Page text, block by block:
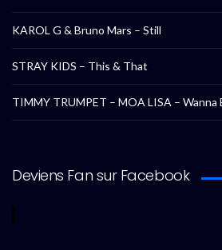
KAROL G & Bruno Mars – Still
STRAY KIDS – This & That
TIMMY TRUMPET – MOA LISA – Wanna
Deviens Fan sur Facebook